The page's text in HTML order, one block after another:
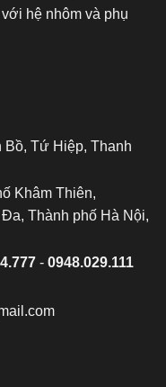
hệ nhôm và phụ
Tứ Hiệp, Thanh
Khâm Thiên,
Thành phố Hà Nội,
- 0948.029.111